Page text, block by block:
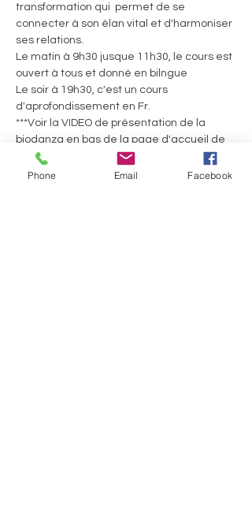
transformation qui  permet de se
connecter à son élan vital et d'harmoniser
ses relations.
Le matin à 9h30 jusque 11h30, le cours est
ouvert à tous et donné en bilngue
Le soir à 19h30, c'est un cours
d'aprofondissement en Fr.
***Voir la VIDEO de présentation de la
biodanza en bas de la page d'accueil de
ce site! ainsi que l'article sur la Biodanza***
Tarifs:
Phone Email Facebook